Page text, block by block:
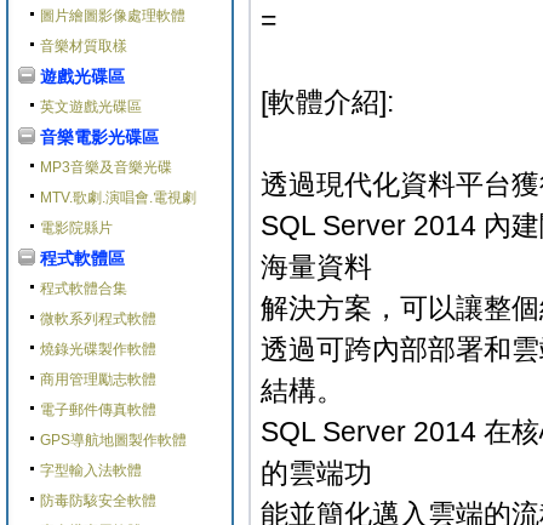
圖片繪圖影像處理軟體
音樂材質取樣
遊戲光碟區
英文遊戲光碟區
音樂電影光碟區
MP3音樂及音樂光碟
MTV.歌劇.演唱會.電視劇
電影院縣片
程式軟體區
程式軟體合集
微軟系列程式軟體
燒錄光碟製作軟體
商用管理勵志軟體
電子郵件傳真軟體
GPS導航地圖製作軟體
字型輸入法軟體
防毒防駭安全軟體
=
[軟體介紹]:
透過現代化資料平台
SQL Server 2014 內
海量資料
解決方案，可以讓整
透過可跨內部部署和
結構。
SQL Server 2014 在
的雲端功
能並簡化邁入雲端的